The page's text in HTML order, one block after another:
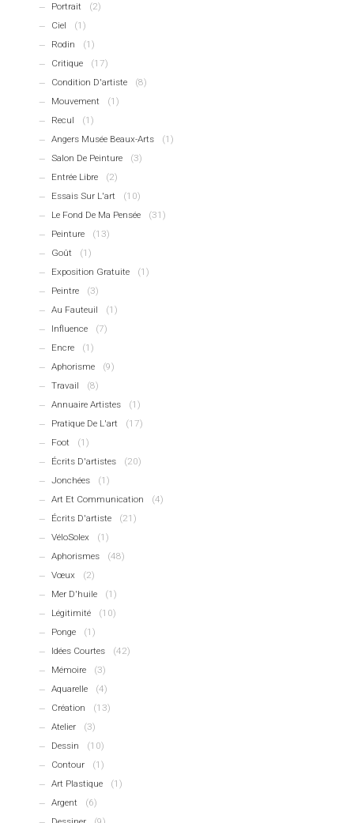
Portrait
(2)
Ciel
(1)
Rodin
(1)
Critique
(17)
Condition D'artiste
(8)
Mouvement
(1)
Recul
(1)
Angers Musée Beaux-Arts
(1)
Salon De Peinture
(3)
Entrée Libre
(2)
Essais Sur L'art
(10)
Le Fond De Ma Pensée
(31)
Peinture
(13)
Goût
(1)
Exposition Gratuite
(1)
Peintre
(3)
Au Fauteuil
(1)
Influence
(7)
Encre
(1)
Aphorisme
(9)
Travail
(8)
Annuaire Artistes
(1)
Pratique De L'art
(17)
Foot
(1)
Écrits D'artistes
(20)
Jonchées
(1)
Art Et Communication
(4)
Écrits D'artiste
(21)
VéloSolex
(1)
Aphorismes
(48)
Vœux
(2)
Mer D'huile
(1)
Légitimité
(10)
Ponge
(1)
Idées Courtes
(42)
Mémoire
(3)
Aquarelle
(4)
Création
(13)
Atelier
(3)
Dessin
(10)
Contour
(1)
Art Plastique
(1)
Argent
(6)